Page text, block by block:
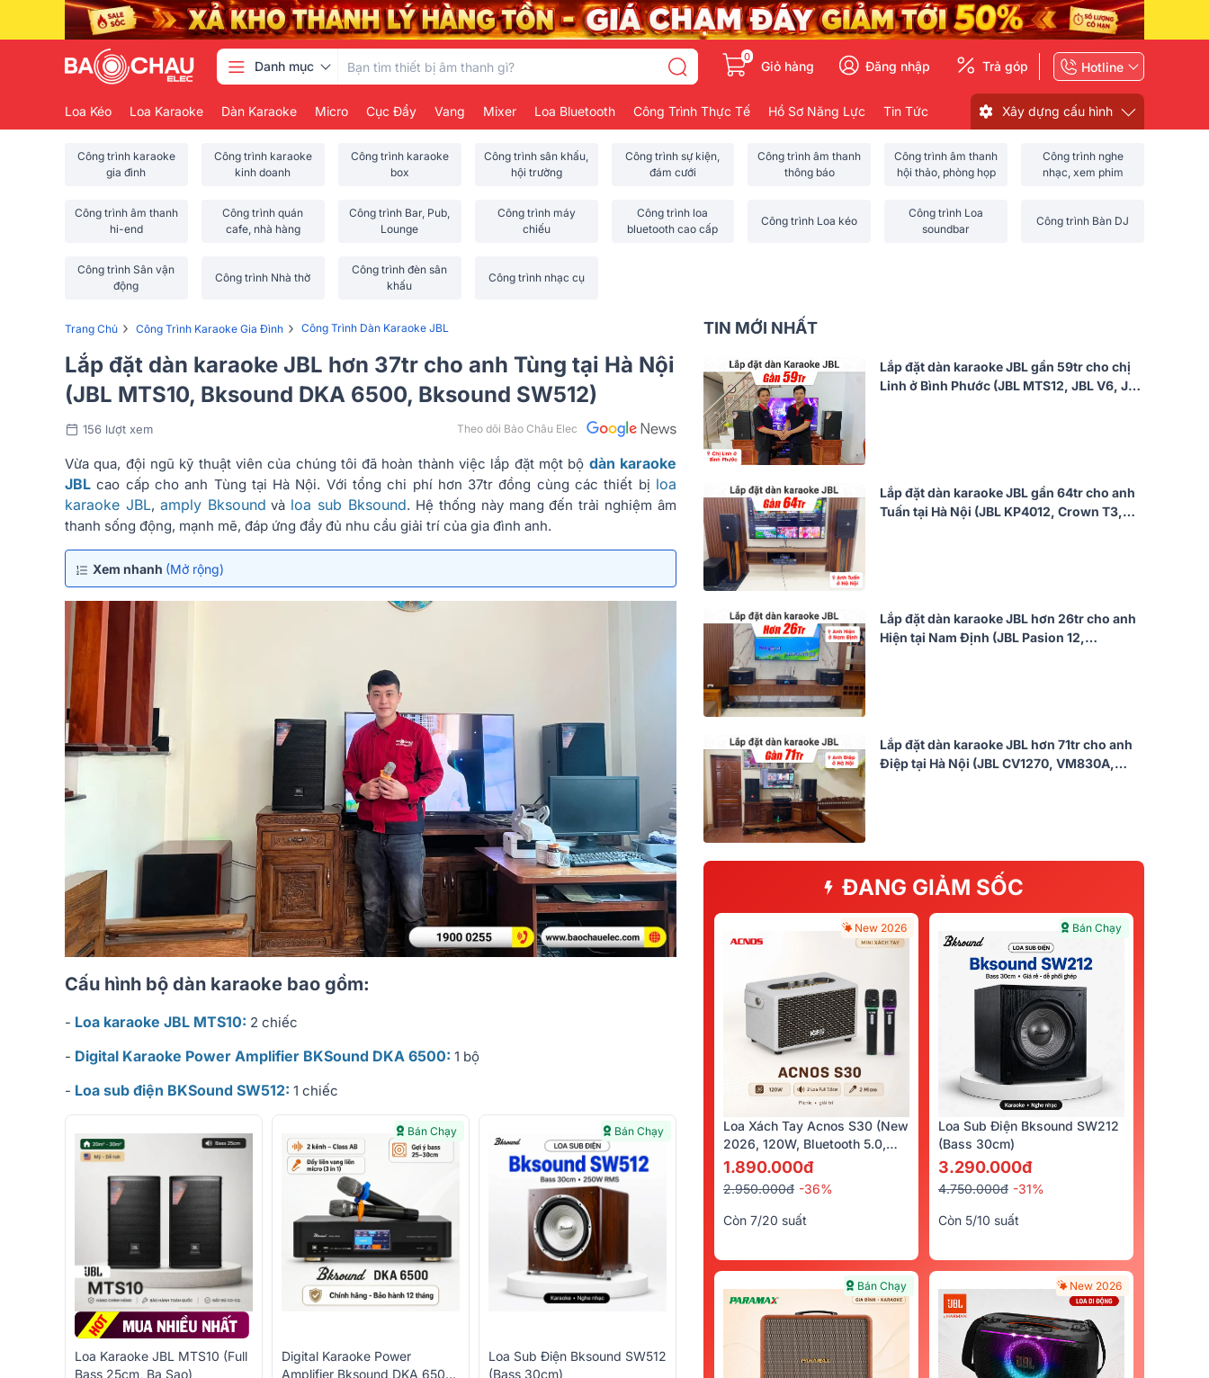
Danh mục
0
Giỏ hàng Đăng nhập Trả góp Hotline
Loa Kéo Loa Karaoke Dàn Karaoke Micro Cục Đẩy Vang Mixer Loa Bluetooth Công Trình Thực Tế Hồ Sơ Năng Lực Tin Tức Xây dựng cấu hình
Công trình karaoke
gia đình
Công trình karaoke
kinh doanh
Công trình karaoke
box
Công trình sân khấu,
hội trường
Công trình sự kiện,
đám cưới
Công trình âm thanh
thông báo
Công trình âm thanh
hội thảo, phòng họp
Công trình nghe
nhạc, xem phim
Công trình âm thanh
hi-end
Công trình quán
cafe, nhà hàng
Công trình Bar, Pub,
Lounge
Công trình máy
chiếu
Công trình loa
bluetooth cao cấp
Công trình Loa kéo
Công trình Loa
soundbar
Công trình Bàn DJ
Công trình Sân vận
động
Công trình Nhà thờ
Công trình đèn sân
khấu
Công trình nhạc cụ
Trang Chủ › Công Trình Karaoke Gia Đình › Công Trình Dàn Karaoke JBL
Lắp đặt dàn karaoke JBL hơn 37tr cho anh Tùng tại Hà Nội
(JBL MTS10, Bksound DKA 6500, Bksound SW512)
156 lượt xem Theo dõi Bảo Châu Elec
Vừa qua, đội ngũ kỹ thuật viên của chúng tôi đã hoàn thành việc lắp đặt một bộ dàn karaoke
JBL cao cấp cho anh Tùng tại Hà Nội. Với tổng chi phí hơn 37tr đồng cùng các thiết bị loa
karaoke JBL, amply Bksound và loa sub Bksound. Hệ thống này mang đến trải nghiệm âm
thanh sống động, mạnh mẽ, đáp ứng đầy đủ nhu cầu giải trí của gia đình anh.
Xem nhanh (Mở rộng)
Cấu hình bộ dàn karaoke bao gồm:
- Loa karaoke JBL MTS10: 2 chiếc
- Digital Karaoke Power Amplifier BKSound DKA 6500: 1 bộ
- Loa sub điện BKSound SW512: 1 chiếc
Loa Karaoke JBL MTS10 (Full
Bass 25cm, Ba Sao)
Bán Chạy
Digital Karaoke Power
Amplifier Bksound DKA 6500
Bán Chạy
Loa Sub Điện Bksound SW512
(Bass 30cm)
TIN MỚI NHẤT
Lắp đặt dàn karaoke JBL gần 59tr cho chị
Linh ở Bình Phước (JBL MTS12, JBL V6, JBL
Lắp đặt dàn karaoke JBL gần 64tr cho anh
Tuấn tại Hà Nội (JBL KP4012, Crown T3,
Lắp đặt dàn karaoke JBL hơn 26tr cho anh
Hiện tại Nam Định (JBL Pasion 12,
Lắp đặt dàn karaoke JBL hơn 71tr cho anh
Điệp tại Hà Nội (JBL CV1270, VM830A,
ĐANG GIẢM SỐC
New 2026
Loa Xách Tay Acnos S30 (New
2026, 120W, Bluetooth 5.0,
Kèm 2 Tay Micro)
1.890.000đ
2.950.000đ -36%
Còn 7/20 suất
Bán Chạy
Loa Sub Điện Bksound SW212
(bass 30cm)
3.290.000đ
4.750.000đ -31%
Còn 5/10 suất
Bán Chạy New 2026